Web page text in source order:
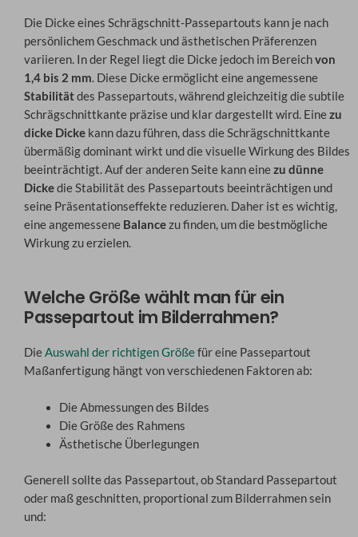
Die Dicke eines Schrägschnitt-Passepartouts kann je nach
persönlichem Geschmack und ästhetischen Präferenzen
variieren. In der Regel liegt die Dicke jedoch im Bereichvon
1,4 bis 2 mm. Diese Dicke ermöglicht eine angemessene
Stabilitätdes Passepartouts, während gleichzeitig die subtile
Schrägschnittkante präzise und klar dargestellt wird. Einezu
dicke Dicke kann dazu führen, dass die Schrägschnittkante
übermäßig dominant wirkt und die visuelle Wirkung des Bildes
beeinträchtigt. Auf der anderen Seite kann einezu dünne
Dickedie Stabilität des Passepartouts beeinträchtigen und
seine Präsentationseffekte reduzieren. Daher ist es wichtig,
eine angemessene Balancezu finden, um die bestmögliche
Wirkung zu erzielen.
Welche Größe wählt man für ein
Passepartout im Bilderrahmen?
DieAuswahl der richtigen Größefür eine Passepartout
Maßanfertigung hängt von verschiedenen Faktoren ab:
Die Abmessungen des Bildes
Die Größe des Rahmens
Ästhetische Überlegungen
Generell sollte das Passepartout, ob Standard Passepartout
oder maß geschnitten, proportional zum Bilderrahmen sein
und: